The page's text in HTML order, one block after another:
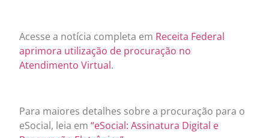
Acesse a notícia completa em Receita Federal
aprimora utilização de procuração no
Atendimento Virtual.
Para maiores detalhes sobre a procuração para o
eSocial, leia em“eSocial: Assinatura Digital e